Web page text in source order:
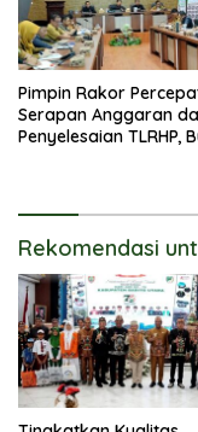
Pimpin Rakor
Serapan Anggaran
Penyelesaian TLRHP,
Rekomendasi